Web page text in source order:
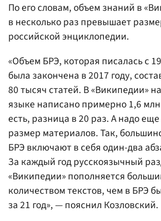
По его словам, объем знаний в
в несколько раз превышает
российской энциклопедии.
«Объем БРЭ, которая писалась с
была закончена в 2017 году,
80 тысяч статей. В «Википедии»
языке написано примерно 1,6 млн
есть, разница в 20 раз. А надо
размер материалов. Так,
БРЭ включают в себя один-два
За каждый год русскоязычный
«Википедии» пополняется
количеством текстов, чем в БРЭ
за 21 год», — пояснил Козловский.